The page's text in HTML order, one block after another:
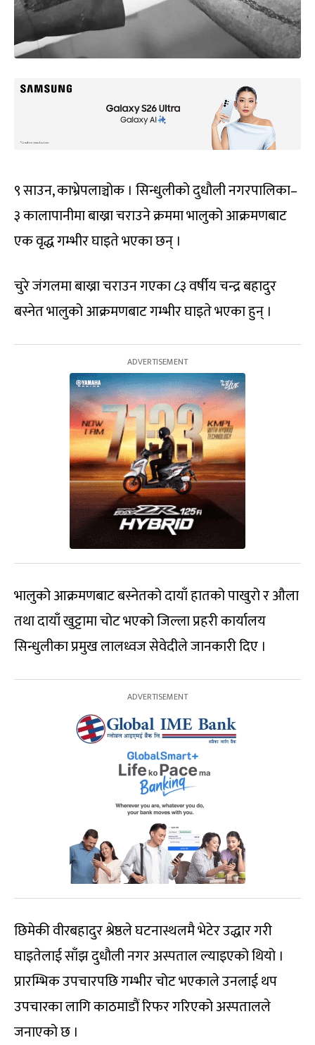
९ साउन, काभ्रेपलाञ्चोक । सिन्धुलीको दुधौली नगरपालिका–
३ कालापानीमा बाख्रा चराउने क्रममा भालुको आक्रमणबाट
एक वृद्ध गम्भीर घाइते भएका छन् ।
चुरे जंगलमा बाख्रा चराउन गएका ८३ वर्षीय चन्द्र बहादुर
बस्नेत भालुको आक्रमणबाट गम्भीर घाइते भएका हुन् ।
भालुको आक्रमणबाट बस्नेतको दायाँ हातको पाखुरो र औला
तथा दायाँ खुट्टामा चोट भएको जिल्ला प्रहरी कार्यालय
सिन्धुलीका प्रमुख लालध्वज सेवेदीले जानकारी दिए ।
छिमेकी वीरबहादुर श्रेष्ठले घटनास्थलमै भेटेर उद्धार गरी
घाइतेलाई साँझ दुधौली नगर अस्पताल ल्याइएको थियो ।
प्रारम्भिक उपचारपछि गम्भीर चोट भएकाले उनलाई थप
उपचारका लागि काठमाडौं रिफर गरिएको अस्पतालले
जनाएको छ ।